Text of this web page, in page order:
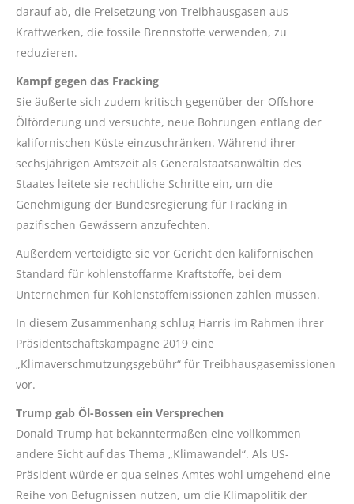
darauf ab, die Freisetzung von Treibhausgasen aus
Kraftwerken, die fossile Brennstoffe verwenden, zu
reduzieren.
Kampf gegen das Fracking
Sie äußerte sich zudem kritisch gegenüber der Offshore-
Ölförderung und versuchte, neue Bohrungen entlang der
kalifornischen Küste einzuschränken. Während ihrer
sechsjährigen Amtszeit als Generalstaatsanwältin des
Staates leitete sie rechtliche Schritte ein, um die
Genehmigung der Bundesregierung für Fracking in
pazifischen Gewässern anzufechten.
Außerdem verteidigte sie vor Gericht den kalifornischen
Standard für kohlenstoffarme Kraftstoffe, bei dem
Unternehmen für Kohlenstoffemissionen zahlen müssen.
In diesem Zusammenhang schlug Harris im Rahmen ihrer
Präsidentschaftskampagne 2019 eine
„Klimaverschmutzungsgebühr“ für Treibhausgasemissionen
vor.
Trump gab Öl-Bossen ein Versprechen
Donald Trump hat bekanntermaßen eine vollkommen
andere Sicht auf das Thema „Klimawandel“. Als US-
Präsident würde er qua seines Amtes wohl umgehend eine
Reihe von Befugnissen nutzen, um die Klimapolitik der